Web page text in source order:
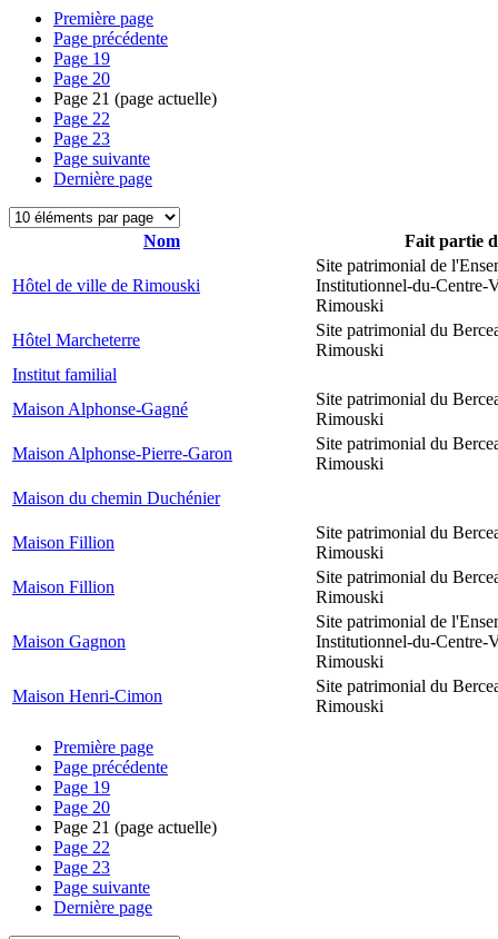
Première page
Page précédente
Page 19
Page 20
Page 21 (page actuelle)
Page 22
Page 23
Page suivante
Dernière page
Nom Fait partie
Hôtel de ville de Rimouski
Site patrimonial de
Institutionnel-du-Centre-
Rimouski
Hôtel Marcheterre
Site patrimonial du
Rimouski
Institut familial
Maison Alphonse-Gagné
Site patrimonial du
Rimouski
Maison Alphonse-Pierre-Garon
Site patrimonial du
Rimouski
Maison du chemin Duchénier
Maison Fillion
Site patrimonial du
Rimouski
Maison Fillion
Site patrimonial du
Rimouski
Maison Gagnon
Site patrimonial de
Institutionnel-du-Centre-
Rimouski
Maison Henri-Cimon
Site patrimonial du
Rimouski
Première page
Page précédente
Page 19
Page 20
Page 21 (page actuelle)
Page 22
Page 23
Page suivante
Dernière page